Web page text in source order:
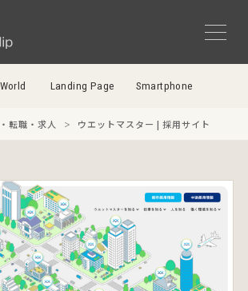
World Landing Page Smartphone
転職・求人 ウエットマスター | 採用サイト